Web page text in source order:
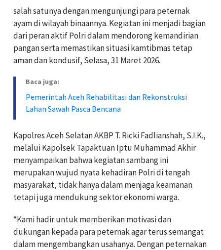
salah satunya dengan mengunjungi para peternak
ayam di wilayah binaannya. Kegiatan ini menjadi bagian
dari peran aktif Polri dalam mendorong kemandirian
pangan serta memastikan situasi kamtibmas tetap
aman dan kondusif, Selasa, 31 Maret 2026.
Baca juga:
Pemerintah Aceh Rehabilitasi dan Rekonstruksi
Lahan Sawah Pasca Bencana
Kapolres Aceh Selatan AKBP T. Ricki Fadlianshah, S.I.K.,
melalui Kapolsek Tapaktuan Iptu Muhammad Akhir
menyampaikan bahwa kegiatan sambang ini
merupakan wujud nyata kehadiran Polri di tengah
masyarakat, tidak hanya dalam menjaga keamanan
tetapi juga mendukung sektor ekonomi warga.
“Kami hadir untuk memberikan motivasi dan
dukungan kepada para peternak agar terus semangat
dalam mengembangkan usahanya. Dengan peternakan